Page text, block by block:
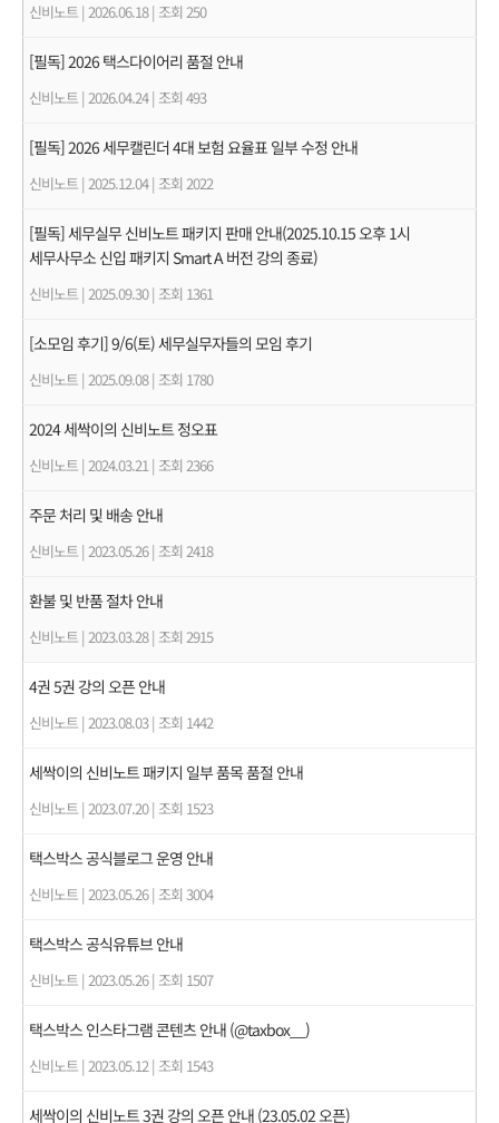
신비노트 | 2026.06.18 | 조회 250
[필독] 2026 택스다이어리 품절 안내
신비노트 | 2026.04.24 | 조회 493
[필독] 2026 세무캘린더 4대 보험 요율표 일부 수정 안내
신비노트 | 2025.12.04 | 조회 2022
[필독] 세무실무 신비노트 패키지 판매 안내(2025.10.15 오후 1시
세무사무소 신입 패키지 Smart A 버전 강의 종료)
신비노트 | 2025.09.30 | 조회 1361
[소모임 후기] 9/6(토) 세무실무자들의 모임 후기
신비노트 | 2025.09.08 | 조회 1780
2024 세싹이의 신비노트 정오표
신비노트 | 2024.03.21 | 조회 2366
주문 처리 및 배송 안내
신비노트 | 2023.05.26 | 조회 2418
환불 및 반품 절차 안내
신비노트 | 2023.03.28 | 조회 2915
4권 5권 강의 오픈 안내
신비노트 | 2023.08.03 | 조회 1442
세싹이의 신비노트 패키지 일부 품목 품절 안내
신비노트 | 2023.07.20 | 조회 1523
택스박스 공식블로그 운영 안내
신비노트 | 2023.05.26 | 조회 3004
택스박스 공식유튜브 안내
신비노트 | 2023.05.26 | 조회 1507
택스박스 인스타그램 콘텐츠 안내 (@taxbox__)
신비노트 | 2023.05.12 | 조회 1543
세싹이의 신비노트 3권 강의 오픈 안내 (23.05.02 오픈)